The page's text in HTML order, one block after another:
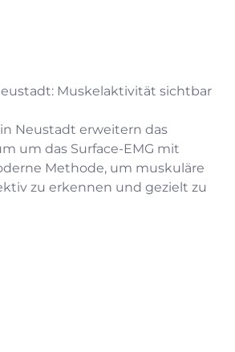
Muskelaktivität sichtbar
Neustadt erweitern das
um das Surface-EMG mit
Methode, um muskuläre
zu erkennen und gezielt zu